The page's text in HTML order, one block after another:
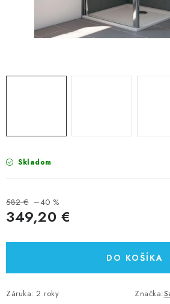
Ochrana osobných údajov GDPR
Formulár na vrátenie tovaru
Skladom
582 € –40 %
349,20 €
DO KOŠÍKA
Záruka: 2 roky Značka: